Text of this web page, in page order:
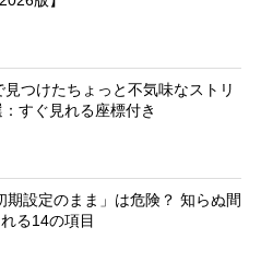
つけたちょっと不気味なストリ
すぐ見れる座標付き
期設定のまま」は危険？ 知らぬ間
る14の項目